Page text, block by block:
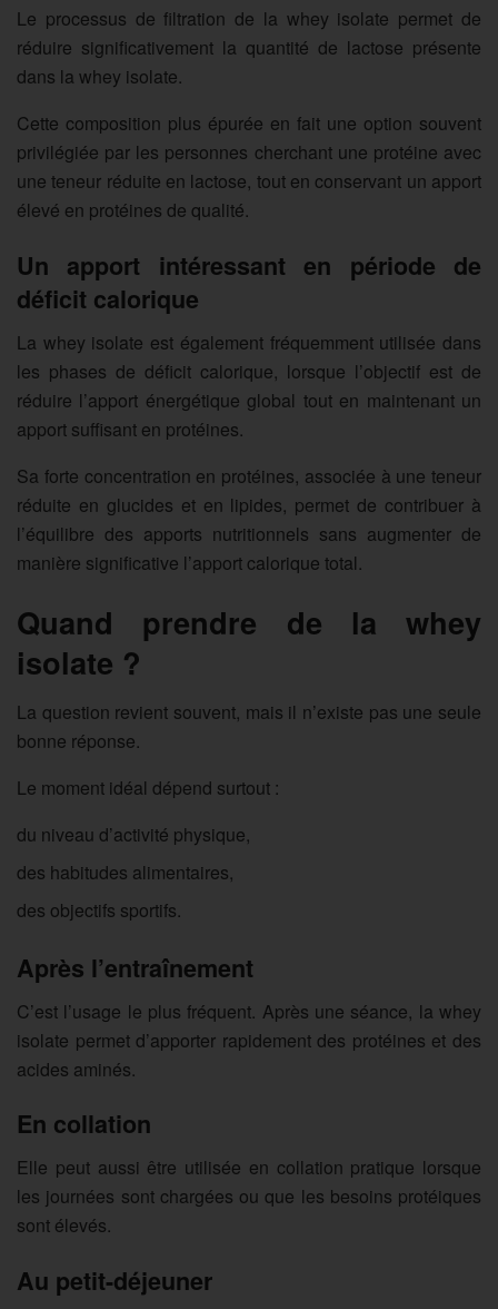
Le processus de filtration de la whey isolate permet de
réduire significativement la quantité de lactose présente
dans la whey isolate.
Cette composition plus épurée en fait une option souvent
privilégiée par les personnes cherchant une protéine avec
une teneur réduite en lactose, tout en conservant un apport
élevé en protéines de qualité.
Un apport intéressant en période de
déficit calorique
La whey isolate est également fréquemment utilisée dans
les phases de déficit calorique, lorsque l’objectif est de
réduire l’apport énergétique global tout en maintenant un
apport suffisant en protéines.
Sa forte concentration en protéines, associée à une teneur
réduite en glucides et en lipides, permet de contribuer à
l’équilibre des apports nutritionnels sans augmenter de
manière significative l’apport calorique total.
Quand prendre de la whey
isolate ?
La question revient souvent, mais il n’existe pas une seule
bonne réponse.
Le moment idéal dépend surtout :
du niveau d’activité physique,
des habitudes alimentaires,
des objectifs sportifs.
Après l’entraînement
C’est l’usage le plus fréquent. Après une séance, la whey
isolate permet d’apporter rapidement des protéines et des
acides aminés.
En collation
Elle peut aussi être utilisée en collation pratique lorsque
les journées sont chargées ou que les besoins protéiques
sont élevés.
Au petit-déjeuner